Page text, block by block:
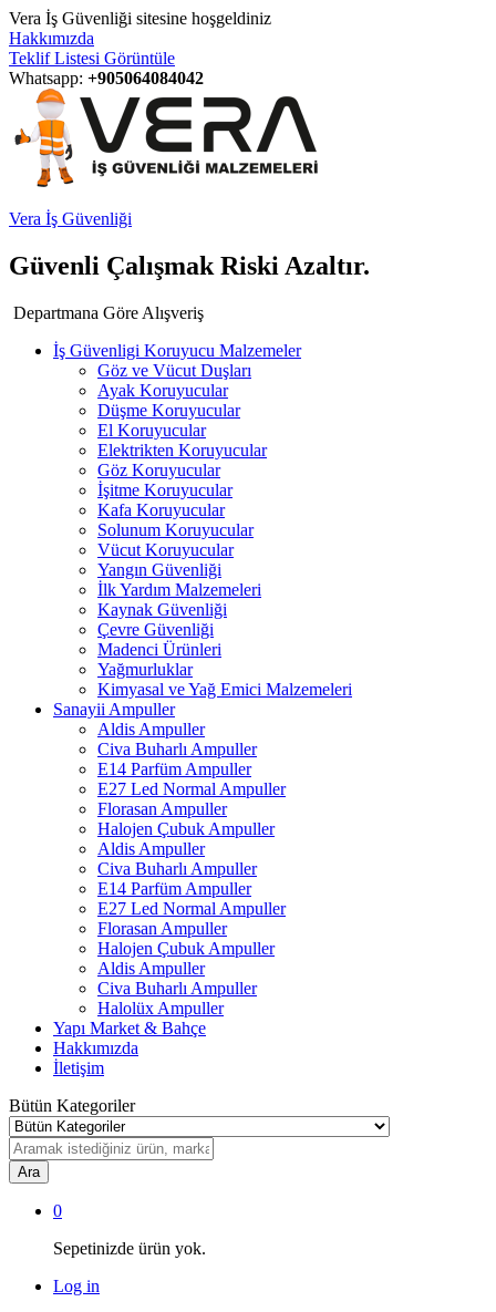
Vera İş Güvenliği sitesine hoşgeldiniz
Hakkımızda
Teklif Listesi Görüntüle
Whatsapp: +905064084042
Vera İş Güvenliği
Güvenli Çalışmak Riski Azaltır.
Departmana Göre Alışveriş
İş Güvenligi Koruyucu Malzemeler
Göz ve Vücut Duşları
Ayak Koruyucular
Düşme Koruyucular
El Koruyucular
Elektrikten Koruyucular
Göz Koruyucular
İşitme Koruyucular
Kafa Koruyucular
Solunum Koruyucular
Vücut Koruyucular
Yangın Güvenliği
İlk Yardım Malzemeleri
Kaynak Güvenliği
Çevre Güvenliği
Madenci Ürünleri
Yağmurluklar
Kimyasal ve Yağ Emici Malzemeleri
Sanayii Ampuller
Aldis Ampuller
Civa Buharlı Ampuller
E14 Parfüm Ampuller
E27 Led Normal Ampuller
Florasan Ampuller
Halojen Çubuk Ampuller
Aldis Ampuller
Civa Buharlı Ampuller
E14 Parfüm Ampuller
E27 Led Normal Ampuller
Florasan Ampuller
Halojen Çubuk Ampuller
Aldis Ampuller
Civa Buharlı Ampuller
Halolüx Ampuller
Yapı Market & Bahçe
Hakkımızda
İletişim
Bütün Kategoriler
Ara
0
Sepetinizde ürün yok.
Log in